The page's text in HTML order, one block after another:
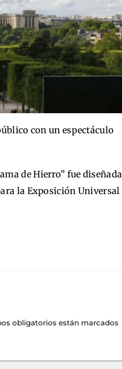
con un espectáculo
de Hierro” fue diseñada
la Exposición Universal
obligatorios están marcados